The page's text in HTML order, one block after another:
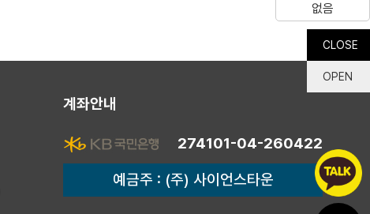
계좌안내
274101-04-260422
예금주 : (주) 사이언스타운
CLOSE
OPEN
없음